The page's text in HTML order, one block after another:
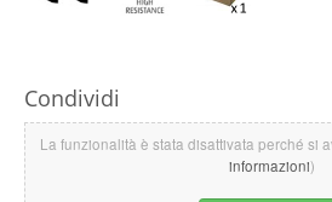
Condividi
La funzionalità è stata disattivata perché si
informazioni)